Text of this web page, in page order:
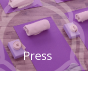
Press